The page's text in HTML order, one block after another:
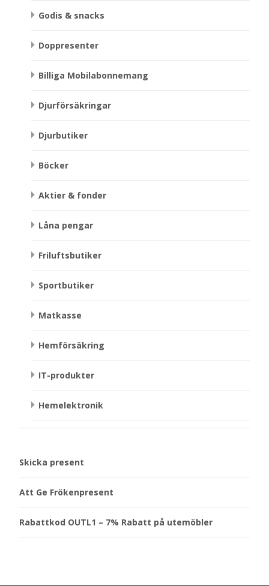
Godis & snacks
Doppresenter
Billiga Mobilabonnemang
Djurförsäkringar
Djurbutiker
Böcker
Aktier & fonder
Låna pengar
Friluftsbutiker
Sportbutiker
Matkasse
Hemförsäkring
IT-produkter
Hemelektronik
Skicka present
Att Ge Frökenpresent
Rabattkod OUTL1 – 7% Rabatt på utemöbler